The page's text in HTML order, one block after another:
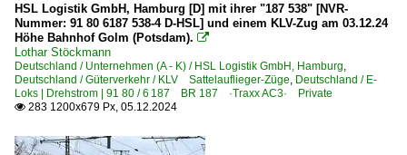
HSL Logistik GmbH, Hamburg [D] mit ihrer "187 538" [NVR-
Nummer: 91 80 6187 538-4 D-HSL] und einem KLV-Zug am 03.12.24
Höhe Bahnhof Golm (Potsdam). 
Lothar Stöckmann
Deutschland / Unternehmen (A - K) / HSL Logistik GmbH, Hamburg
Deutschland / Güterverkehr / KLV Sattelauflieger-Züge Deutschland / E-
Loks | Drehstrom | 91 80 / 6 187 BR 187 ·Traxx AC3· Private
 283 1200x679 Px, 05.12.2024